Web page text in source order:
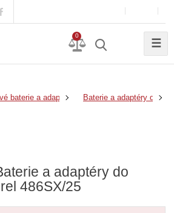
0
☰
baterie a adaptéry Baterie a adaptéry do
a adaptéry do
486SX/25